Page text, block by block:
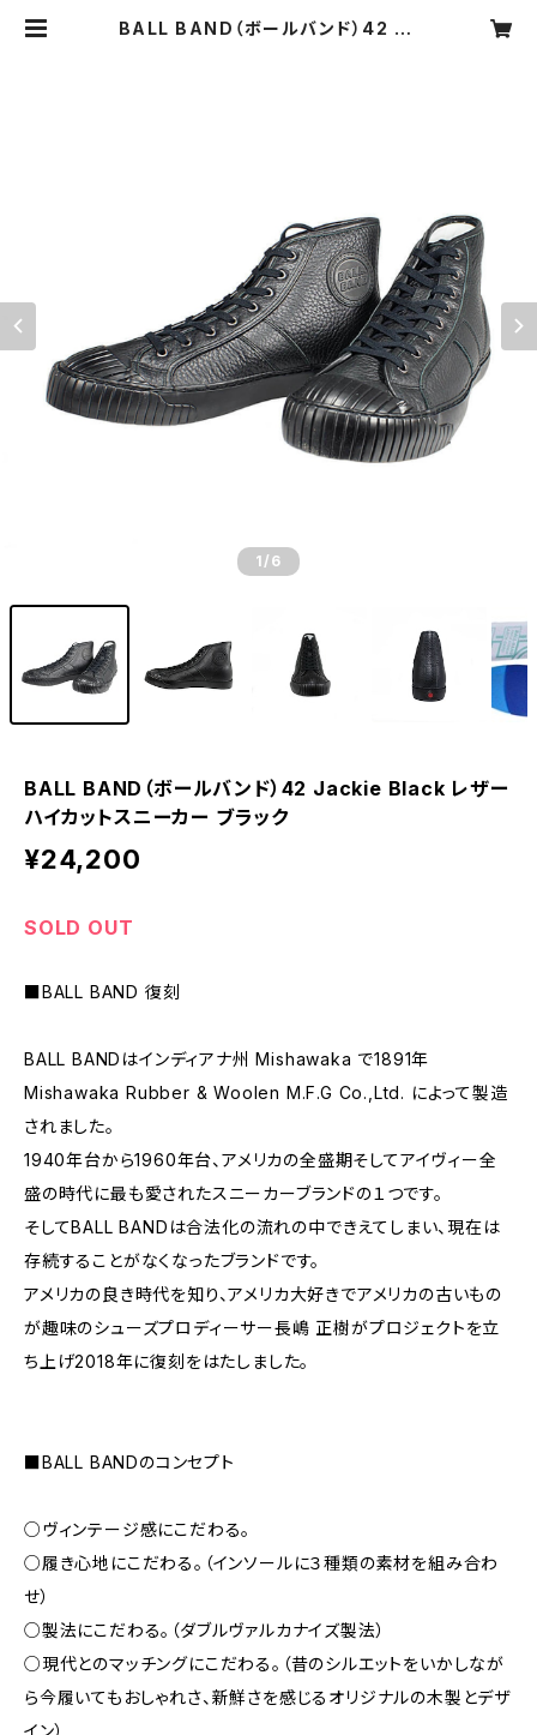
BALL BAND（ボールバンド）42 Ja
1 /6
BALL BAND（ボールバンド）42 Jackie Black レザー
ハイカットスニーカー ブラック
¥24,200
SOLD OUT
■BALL BAND 復刻
BALL BANDはインディアナ州 Mishawaka で1891年
Mishawaka Rubber & Woolen M.F.G Co.,Ltd. によって製造
されました。
1940年台から1960年台、アメリカの全盛期そしてアイヴィー全
盛の時代に最も愛されたスニーカーブランドの１つです。
そしてBALL BANDは合法化の流れの中できえてしまい、現在は
存続することがなくなったブランドです。
アメリカの良き時代を知り、アメリカ大好きでアメリカの古いもの
が趣味のシューズプロディーサー長嶋 正樹がプロジェクトを立
ち上げ2018年に復刻をはたしました。
■BALL BANDのコンセプト
○ヴィンテージ感にこだわる。
○履き心地にこだわる。（インソールに３種類の素材を組み合わ
せ）
○製法にこだわる。（ダブルヴァルカナイズ製法）
○現代とのマッチングにこだわる。（昔のシルエットをいかしなが
ら今履いてもおしゃれさ、新鮮さを感じるオリジナルの木製とデザ
イン）